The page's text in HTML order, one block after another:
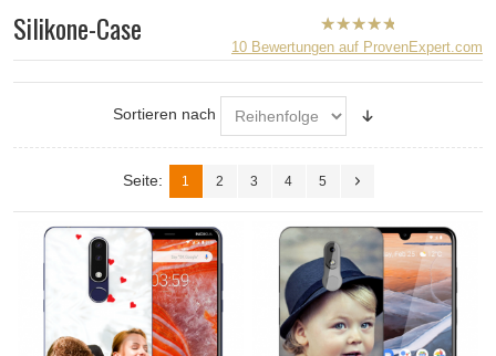
B2CPrint
hat5von
5
Sternen |
10 Bewertungen auf ProvenExpert.com
Silikone-Case
Sortieren nach
Seite: 1 2 3 4 5